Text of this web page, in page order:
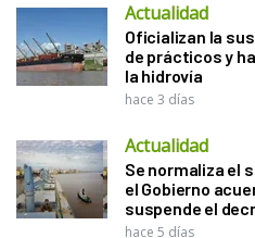
Actualidad
Oficializan la
de prácticos y
la hidrovía
hace 3 días
Actualidad
Se normaliza el
el Gobierno
suspende el
hace 5 días